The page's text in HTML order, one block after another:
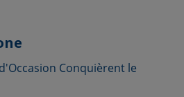
Conquièrent le